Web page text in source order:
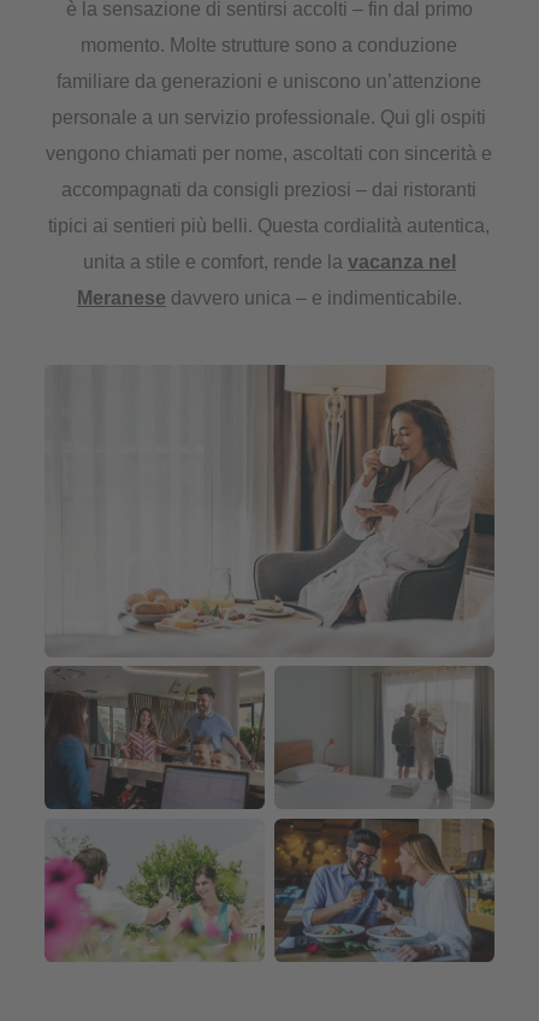
è la sensazione di sentirsi accolti – fin dal primo
momento. Molte strutture sono a conduzione
familiare da generazioni e uniscono un’attenzione
personale a un servizio professionale. Qui gli ospiti
vengono chiamati per nome, ascoltati con sincerità e
accompagnati da consigli preziosi – dai ristoranti
tipici ai sentieri più belli. Questa cordialità autentica,
unita a stile e comfort, rende la vacanza nel
Meranese davvero unica – e indimenticabile.